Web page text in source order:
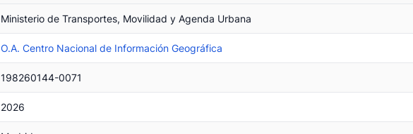
Ministerio de Transportes, Movilidad y Agenda Urbana
O.A. Centro Nacional de Información Geográfica
198260144-0071
2026